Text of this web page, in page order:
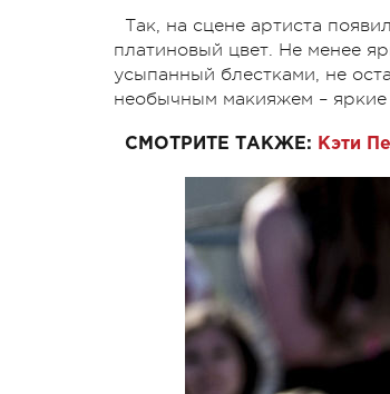
Так, на сцене артиста
платиновый цвет. Не менее
усыпанный блестками, не
необычным макияжем – яркие
СМОТРИТЕ ТАКЖЕ: Кэти